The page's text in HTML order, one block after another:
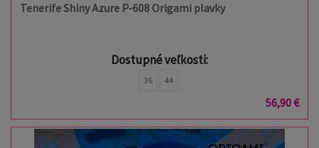
Tenerife Shiny Azure P-608 Origami plavky
Dostupné veľkosti:
36 44
56,90 €